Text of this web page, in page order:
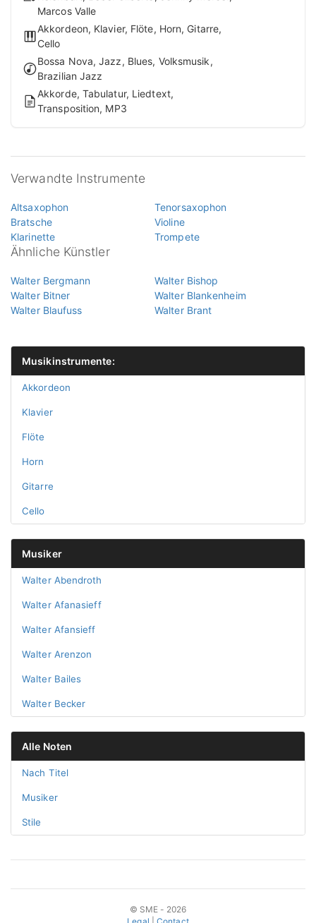
Marcos Valle
Akkordeon, Klavier, Flöte, Horn, Gitarre,
Cello
Bossa Nova, Jazz, Blues, Volksmusik,
Brazilian Jazz
Akkorde, Tabulatur, Liedtext,
Transposition, MP3
Verwandte Instrumente
Altsaxophon
Tenorsaxophon
Bratsche
Violine
Klarinette
Trompete
Ähnliche Künstler
Walter Bergmann
Walter Bishop
Walter Bitner
Walter Blankenheim
Walter Blaufuss
Walter Brant
Musikinstrumente:
Akkordeon
Klavier
Flöte
Horn
Gitarre
Cello
Musiker
Walter Abendroth
Walter Afanasieff
Walter Afansieff
Walter Arenzon
Walter Bailes
Walter Becker
Alle Noten
Nach Titel
Musiker
Stile
© SME - 2026